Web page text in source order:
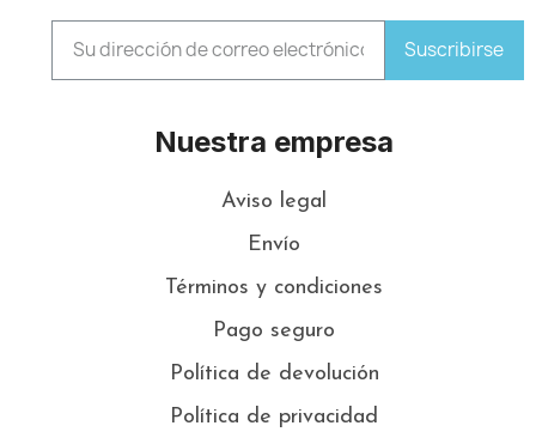
Suscribirse
Nuestra empresa
Aviso legal
Envío
Términos y condiciones
Pago seguro
Política de devolución
Política de privacidad